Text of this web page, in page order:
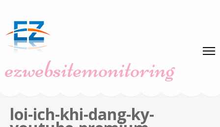
content
(Press
ezwebsitemonitoring
loi-ich-khi-dang-ky-